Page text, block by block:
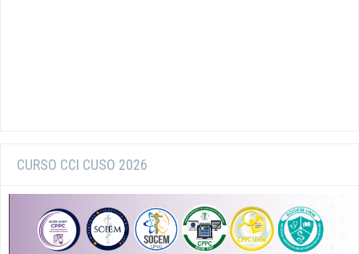
CURSO CCI CUSO 2026